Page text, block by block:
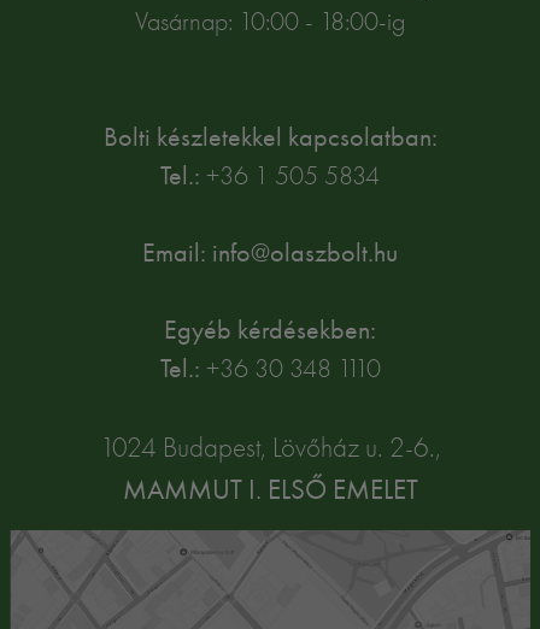
Vasárnap: 10:00 - 18:00-ig
Bolti készletekkel kapcsolatban:
Tel.: +36 1 505 5834
Email: info@olaszbolt.hu
Egyéb kérdésekben:
Tel.: +36 30 348 1110
1024 Budapest, Lövőház u. 2-6.,
MAMMUT I. ELSŐ EMELET